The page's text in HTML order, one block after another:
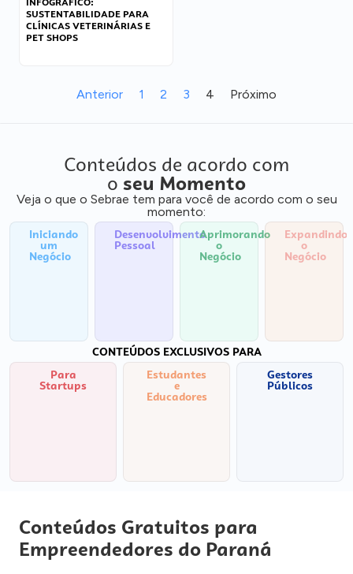
SUSTENTABILIDADE PARA
CLÍNICAS VETERINÁRIAS E
PET SHOPS
Anterior 1 2 3 4 Próximo
Conteúdos de acordo com
o seu Momento
Veja o que o Sebrae tem para você de acordo com o seu
momento:
Iniciando
um
Negócio
Desenvolvimento
Pessoal
Aprimorando
o
Negócio
Expandindo
o
Negócio
CONTEÚDOS EXCLUSIVOS PARA
Para
Startups
Estudantes
e
Educadores
Gestores
Públicos
Conteúdos Gratuitos para
Empreendedores do Paraná